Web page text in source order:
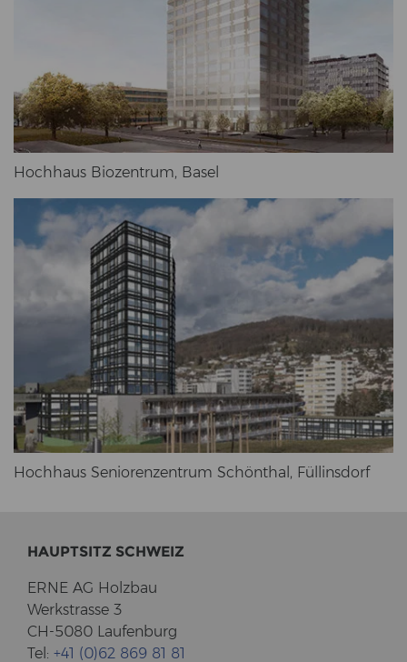
Hoch­haus Bio­zen­trum, Basel
Hoch­haus Se­nio­ren­zen­trum Schön­thal, Fül­lins­dorf
HAUPT­SITZ SCHWEIZ
ERNE AG Holz­bau
Werk­stras­se 3
CH-5080 Lau­fen­burg
Tel: +41 (0)62 869 81 81